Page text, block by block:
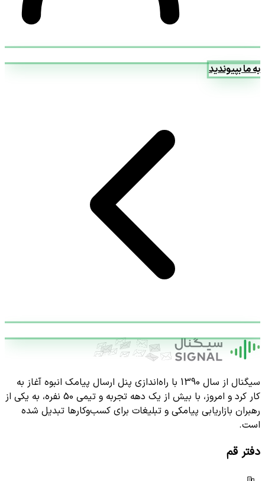
به ما بپیوندید
سیگنال از سال 1390 با راه‌اندازی پنل ارسال پیامک انبوه آغاز به
کار کرد و امروز، با بیش از یک دهه تجربه و تیمی 50 نفره، به یکی از
رهبران بازاریابی پیامکی و تبلیغات برای کسب‌وکارها تبدیل شده
است.
دفتر قم